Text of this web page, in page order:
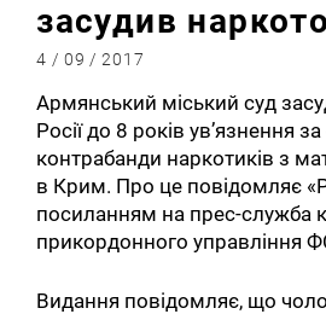
засудив
4 / 09 / 2017
Армянський міський суд
Росії до 8 років ув’язнення
контрабанди наркотиків з
в Крим. Про це повідомляє
посиланням на прес-служба
прикордонного управління
Видання повідомляє, що